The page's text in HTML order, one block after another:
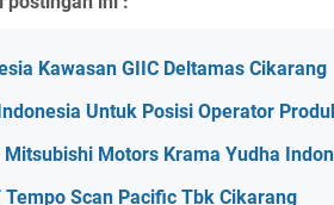
Kawasan GIIC Deltamas Cikarang
Untuk Posisi Operator
Motors Krama Yudha
Scan Pacific Tbk Cikarang